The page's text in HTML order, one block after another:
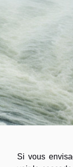
Si vous